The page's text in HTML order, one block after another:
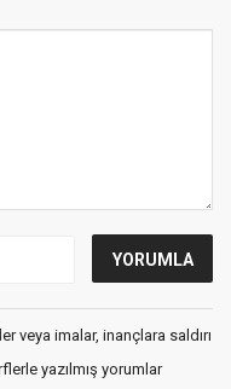
veya imalar, inançlara saldırı
yazılmış yorumlar